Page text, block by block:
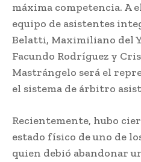
máxima competencia. A
equipo de asistentes
Belatti, Maximiliano del
Facundo Rodríguez y
Mastrángelo será el
el sistema de árbitro
Recientemente, hubo
estado físico de uno de
quien debió abandonar